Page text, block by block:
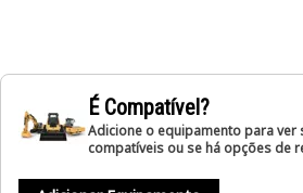
É Compatível?
Adicione o equipamento para ver
compatíveis ou se há opções de